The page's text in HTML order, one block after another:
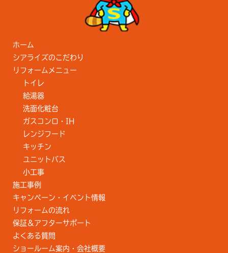
ホーム
シアライズのこだわり
リフォームメニュー
トイレ
給湯器
洗面化粧台
ガスコンロ・IH
レンジフード
キッチン
ユニットバス
小工事
施工事例
キャンペーン・イベント情報
リフォームの流れ
保証＆アフターサポート
よくある質問
ショールーム案内・会社概要